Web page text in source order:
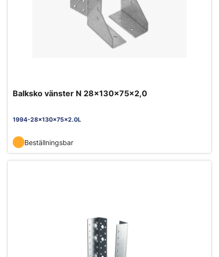
Balksko vänster N 28x130x75x2,0
1994-28x130x75x2.0L
Beställningsbar